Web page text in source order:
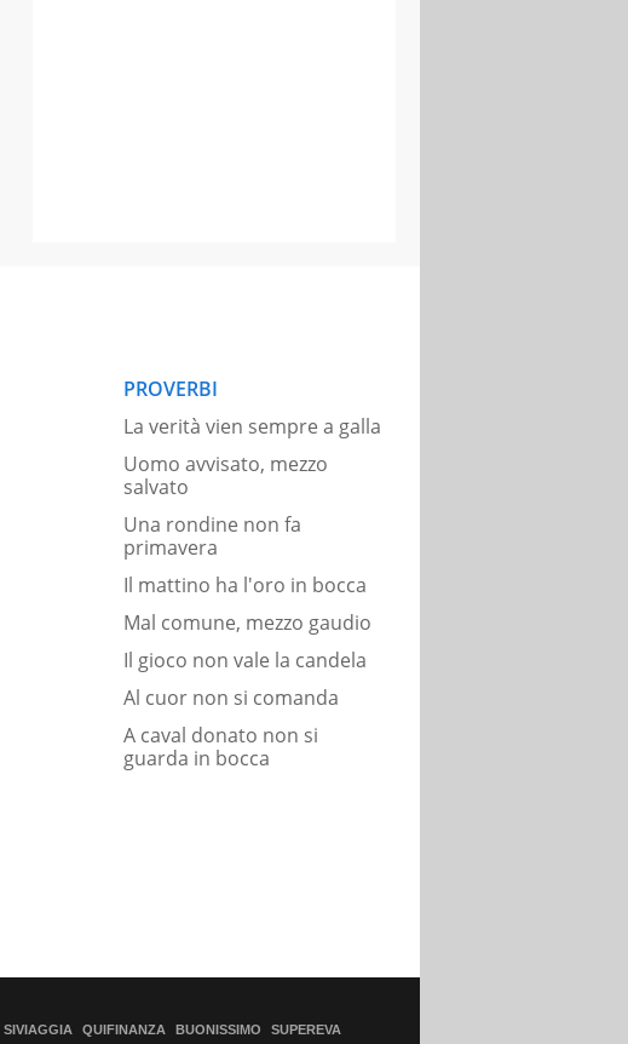
PROVERBI
La verità vien sempre a galla
Uomo avvisato, mezzo
salvato
Una rondine non fa
primavera
Il mattino ha l'oro in bocca
Mal comune, mezzo gaudio
Il gioco non vale la candela
Al cuor non si comanda
A caval donato non si
guarda in bocca
SIVIAGGIA QUIFINANZA BUONISSIMO SUPEREVA